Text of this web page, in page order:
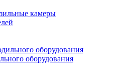
камеры
оборудования
оборудования